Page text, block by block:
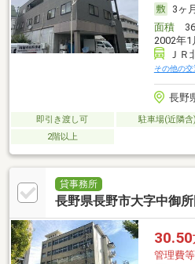
3ヶ月
面積
2002年1
ＪＲ
その他の交
長野
即引き渡し可 駐車場(近隣含)
2階以上
貸事務所
長野県長野市大字中御
30.50
管理費